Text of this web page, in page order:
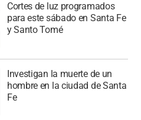
Cortes de luz programados
para este sábado en Santa Fe
y Santo Tomé
Investigan la muerte de un
hombre en la ciudad de Santa
Fe